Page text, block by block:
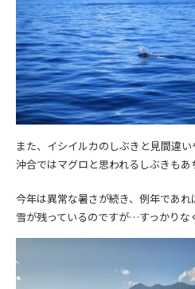
また、イシイルカのしぶきと見間違
沖合ではマグロと思われるしぶきもあ
今年は異常な暑さが続き、例年であ
雪が残っているのですが…すっかりな